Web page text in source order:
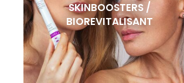
SKINBOOSTERS /
BIOREVITALISANT